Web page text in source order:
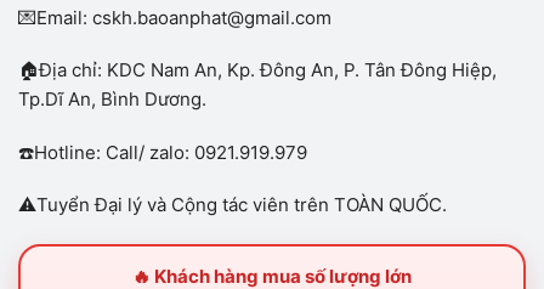
💌Email: cskh.baoanphat@gmail.com
🏠Địa chỉ: KDC Nam An, Kp. Đông An, P. Tân Đông Hiệp,
Tp.Dĩ An, Bình Dương.
☎️Hotline: Call/ zalo: 0921.919.979
⚠️Tuyển Đại lý và Cộng tác viên trên TOÀN QUỐC.
🔥 Khách hàng mua số lượng lớn